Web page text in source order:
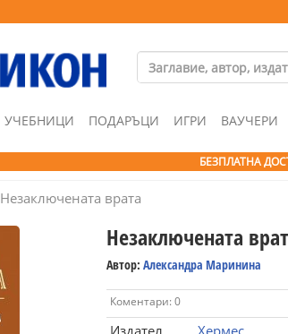
УЧЕБНИЦИ ПОДАРЪЦИ ИГРИ ВАУЧЕРИ
БЕЗПЛАТНА
Незаключената врата
Незаключената
Автор: Александра Маринина
Коментари: 0
Издател
Хермес